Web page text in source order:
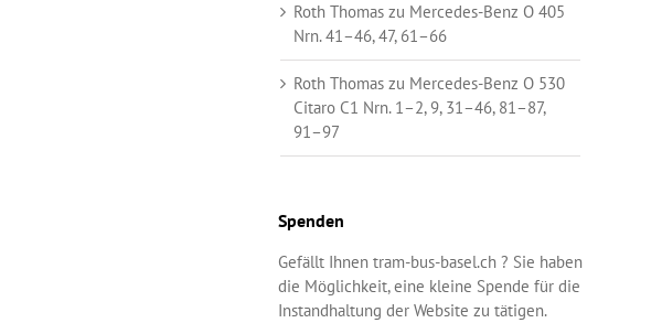
Roth Thomas zu Mercedes-Benz O 405
Nrn. 41–46, 47, 61–66
Roth Thomas zu Mercedes-Benz O 530
Citaro C1 Nrn. 1–2, 9, 31–46, 81–87,
91–97
Spenden
Gefällt Ihnen tram-bus-basel.ch ? Sie haben
die Möglichkeit, eine kleine Spende für die
Instandhaltung der Website zu tätigen.